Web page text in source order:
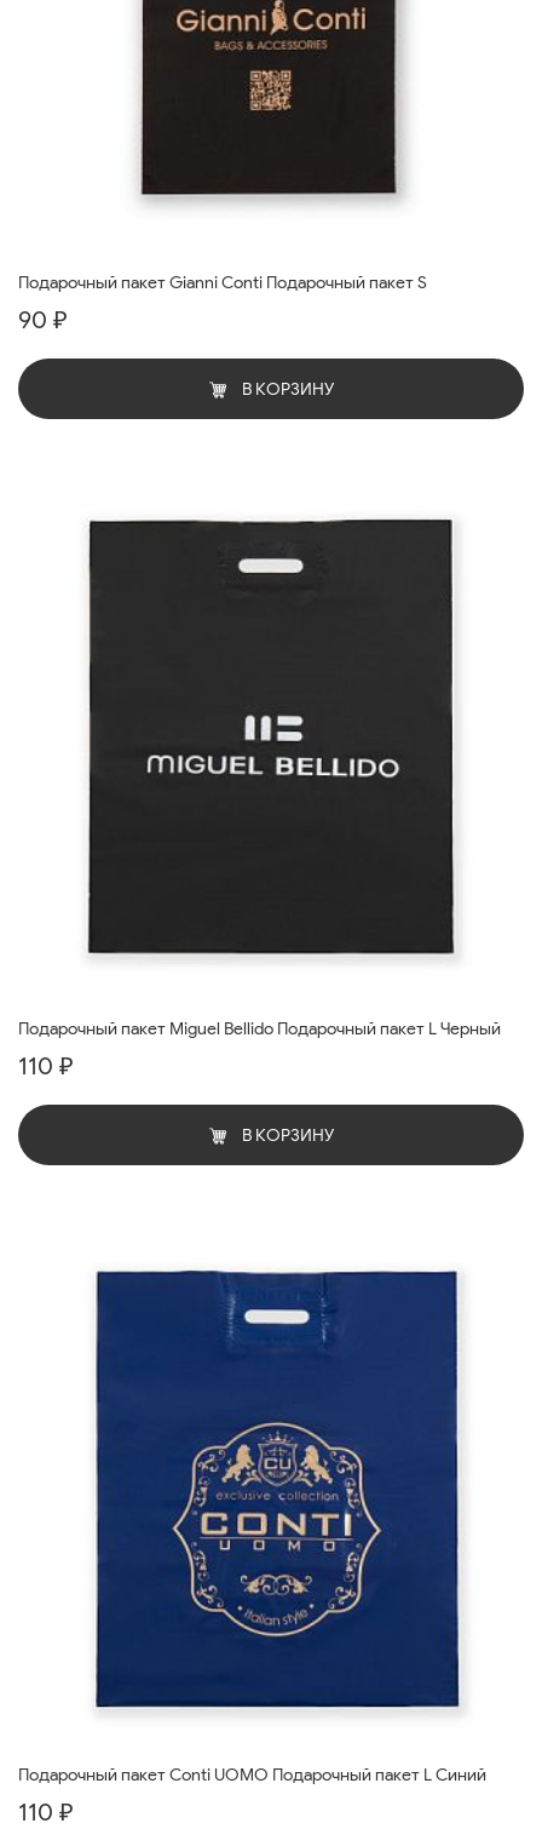
Подарочный пакет Gianni Conti Подарочный пакет S
90 ₽
В КОРЗИНУ
Подарочный пакет Miguel Bellido Подарочный пакет L Черный
110 ₽
В КОРЗИНУ
Подарочный пакет Conti UOMO Подарочный пакет L Синий
110 ₽